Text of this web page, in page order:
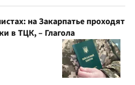
на Закарпатье проходят
в ТЦК, – Глагола